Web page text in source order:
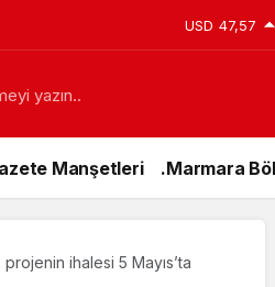
USD 47,57
yazın..
Manşetleri .Marmara
ihalesi 5 Mayıs’ta